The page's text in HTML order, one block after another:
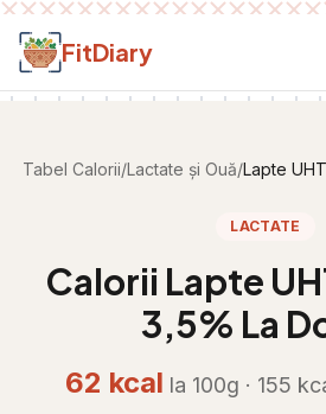
Salt la conținut
FitDiary
Tabel Calorii/Lactate și Ouă/Lapte
LACTATE
Calorii Lapte
3,5% La
62 kcal la 100g · 155